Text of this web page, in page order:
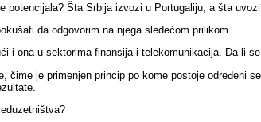
potencijala? Šta Srbija izvozi u Portugaliju , a šta
da odgovorim na njega sledećom prilikom.
i ona u sektorima finansija i telekomunikacija. Da li
čime je primenjen princip po kome postoje određeni